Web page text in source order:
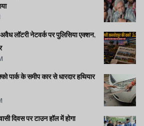
लॉटरी नेटवर्क पर पुलिसिया एक्शन,
के समीप कार से धारदार हथियार
दिवस पर टाउन हॉल में होगा